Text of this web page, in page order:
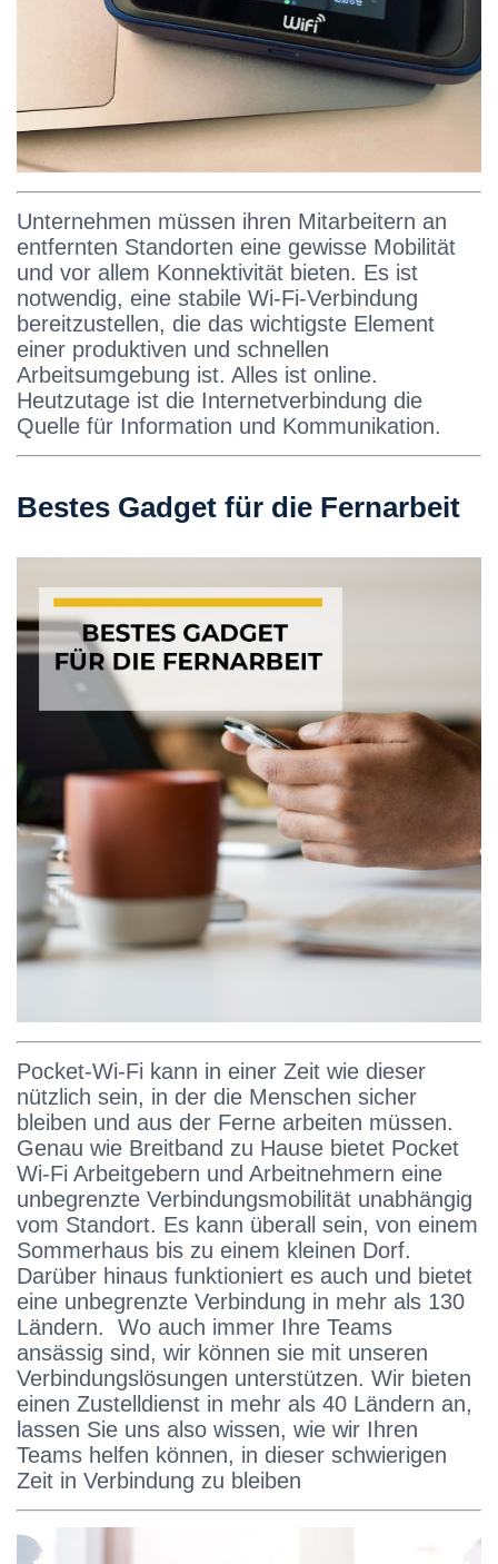
Unternehmen müssen ihren Mitarbeitern an
entfernten Standorten eine gewisse Mobilität
und vor allem Konnektivität bieten. Es ist
notwendig, eine stabile Wi-Fi-Verbindung
bereitzustellen, die das wichtigste Element
einer produktiven und schnellen
Arbeitsumgebung ist. Alles ist online.
Heutzutage ist die Internetverbindung die
Quelle für Information und Kommunikation.
Bestes Gadget für die Fernarbeit
Pocket-Wi-Fi kann in einer Zeit wie dieser
nützlich sein, in der die Menschen sicher
bleiben und aus der Ferne arbeiten müssen.
Genau wie Breitband zu Hause bietet Pocket
Wi-Fi Arbeitgebern und Arbeitnehmern eine
unbegrenzte Verbindungsmobilität unabhängig
vom Standort. Es kann überall sein, von einem
Sommerhaus bis zu einem kleinen Dorf.
Darüber hinaus funktioniert es auch und bietet
eine unbegrenzte Verbindung in mehr als 130
Ländern. Wo auch immer Ihre Teams
ansässig sind, wir können sie mit unseren
Verbindungslösungen unterstützen. Wir bieten
einen Zustelldienst in mehr als 40 Ländern an,
lassen Sie uns also wissen, wie wir Ihren
Teams helfen können, in dieser schwierigen
Zeit in Verbindung zu bleiben